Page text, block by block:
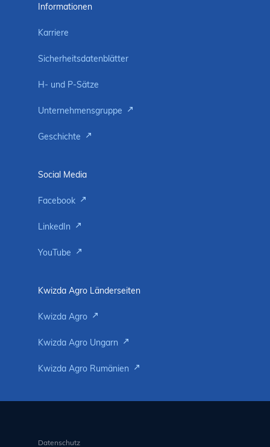
Informationen
Karriere
Sicherheitsdatenblätter
H- und P-Sätze
Unternehmensgruppe
Geschichte
Social Media
Facebook
LinkedIn
YouTube
Kwizda Agro Länderseiten
Kwizda Agro
Kwizda Agro Ungarn
Kwizda Agro Rumänien
Datenschutz